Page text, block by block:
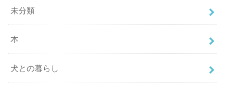
未分類
本
犬との暮らし